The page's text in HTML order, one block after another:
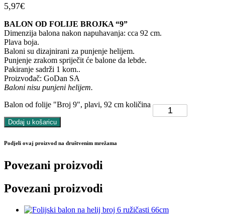
5,97€
BALON OD FOLIJE BROJKA “9”
Dimenzija balona nakon napuhavanja: cca 92 cm.
Plava boja.
Baloni su dizajnirani za punjenje helijem.
Punjenje zrakom spriječit će balone da lebde.
Pakiranje sadrži 1 kom..
Proizvođač: GoDan SA
Baloni nisu punjeni helijem.
Balon od folije "Broj 9", plavi, 92 cm količina
Dodaj u košaricu
Podjeli ovaj proizvod na društvenim mrežama
Povezani proizvodi
Povezani proizvodi